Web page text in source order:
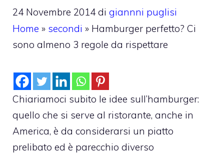
24 Novembre 2014 di giannni puglisi
Home » secondi » Hamburger perfetto? Ci
sono almeno 3 regole da rispettare
Chiariamoci subito le idee sull’hamburger:
quello che si serve al ristorante, anche in
America, è da considerarsi un piatto
prelibato ed è parecchio diverso